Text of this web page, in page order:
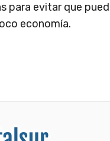
para evitar que
economía.